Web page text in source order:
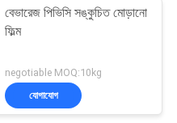
বেভারেজ পিভিসি সঙ্কুচিত মোড়ানো
ফিল্ম
negotiable MOQ:10kg
যোগাযোগ